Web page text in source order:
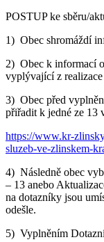
POSTUP ke sběru/
1) Obec shromáždí
2) Obec k informací
vyplývající z
3) Obec před
přiřadit k jedné ze 13
https://www.kr-
sluzeb-ve-zlinskem-
4) Následně obec
– 13 anebo
na dotazníky jsou
odešle.
5) Vyplněním